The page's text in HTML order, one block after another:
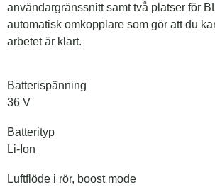
användargränssnitt samt två platser för
automatisk omkopplare som gör att du
arbetet är klart.
Batterispänning
36 V
Batterityp
Li-Ion
Luftflöde i rör, boost mode